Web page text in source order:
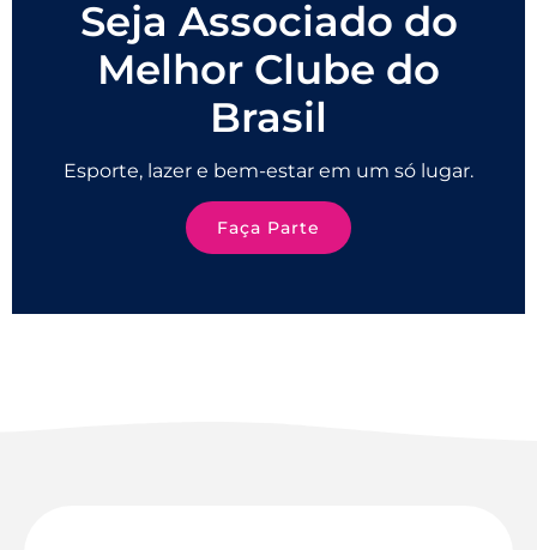
Seja Associado do
Melhor Clube do
Brasil
Esporte, lazer e bem-estar em um só lugar.
Faça Parte